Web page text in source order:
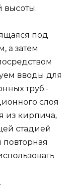
высоты.
под
а затем
вводы для
труб.-
слоя
из кирпича,
стадией
повторная